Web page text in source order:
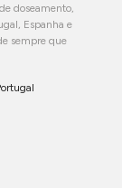
doseamento,
Espanha e
sempre que